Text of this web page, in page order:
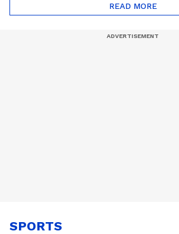
ദുരിതത്തില്‍
READ MORE
SPORTS